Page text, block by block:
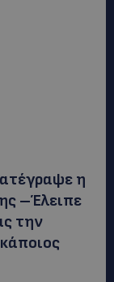
η
–Έλειπε
την